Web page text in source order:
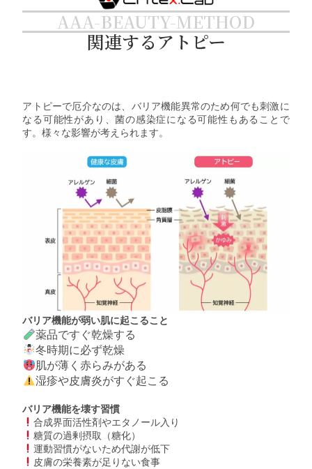
AAA-BEAUTY-METHOD
関連するアトピー
アトピーで厄介なのは、バリア機能異常のため何でも刺激に
なる可能性があり、菌の感染症になる可能性もあることで
す。様々な影響が考えられます。
バリア機能が弱い肌に起こること
薬品ですぐ乾燥する
冬時期に必ず乾燥
肌が薄く赤らみがある
湿疹や皮膚炎がすぐ起こる
バリア機能を壊す習慣
合成界面活性剤やエタノール入り
糖質の過剰摂取（糖化）
運動習慣がないため代謝が低下
皮膚の栄養素が足りない食事